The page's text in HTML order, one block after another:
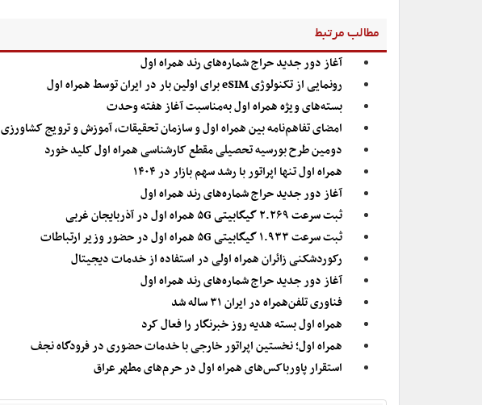
مطالب مرتبط
آغاز دور جدید حراج شماره‌های رند همراه اول
رونمایی از تکنولوژی eSIM برای اولین بار در ایران توسط همراه اول
بسته‌های ویژه همراه اول به‌مناسبت آغاز هفته وحدت
امضای تفاهم‌نامه بین‌ همراه اول و سازمان تحقیقات، آموزش و ترویج کشاورزی
دومین طرح بورسیه تحصیلی مقطع کارشناسی همراه اول کلید خورد
همراه اول تنها اپراتور با رشد سهم بازار در ۱۴۰۴
آغاز دور جدید حراج شماره‌های رند همراه اول
ثبت سرعت ۲.۲۶۹ گیگابیتی ۵G همراه اول در آذربایجان غربی
ثبت سرعت ۱.۹۳۳ گیگابیتی ۵G همراه اول در حضور وزیر ارتباطات
رکوردشکنی زائران همراه اولی در استفاده از خدمات دیجیتال
آغاز دور جدید حراج شماره‌های رند همراه اول
فناوری تلفن‌همراه در ایران ۳۱ ساله شد
همراه اول بسته هدیه روز خبرنگار را فعال کرد
همراه اول؛ نخستین اپراتور خارجی با خدمات حضوری در فرودگاه نجف
استقرار پاورباکس‌های همراه اول در حرم‌های مطهر عراق